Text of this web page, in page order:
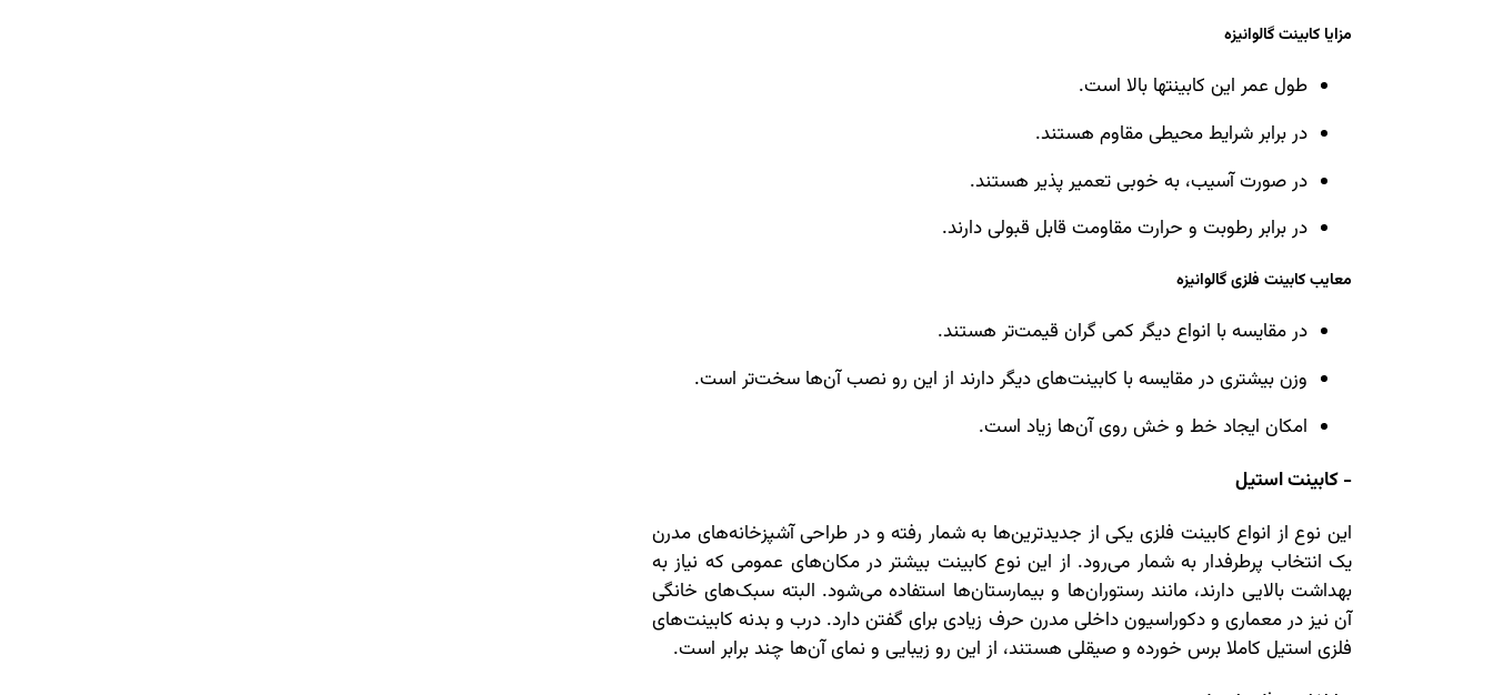
مزایا کابینت گالوانیزه
طول عمر این کابینت‎ها بالا است.
در برابر شرایط محیطی مقاوم هستند.
در صورت آسیب، به خوبی تعمیر پذیر هستند.
در برابر رطوبت و حرارت مقاومت قابل قبولی دارند.
معایب کابینت فلزی گالوانیزه
در مقایسه با انواع دیگر کمی گران قیمت‌تر هستند.
وزن بیشتری در مقایسه با کابینت‌های دیگر دارند از این رو نصب آن‌ها سخت‌تر است.
امکان ایجاد خط و خش روی آن‌ها زیاد است.
- کابینت استیل
این نوع از انواع کابینت فلزی یکی از جدیدترین‌ها به شمار رفته و در طراحی آشپزخانه‌های مدرن
یک انتخاب پرطرفدار به شمار می‌رود. از این نوع کابینت بیشتر در مکان‌های عمومی که نیاز به
بهداشت بالایی دارند، مانند رستوران‌ها و بیمارستان‌ها استفاده می‌شود. البته سبک‌های خانگی
آن نیز در معماری و دکوراسیون داخلی مدرن حرف زیادی برای گفتن دارد. درب و بدنه کابینت‌های
فلزی استیل کاملا برس خورده و صیقلی هستند، از این رو زیبایی و نمای آن‌ها چند برابر است.